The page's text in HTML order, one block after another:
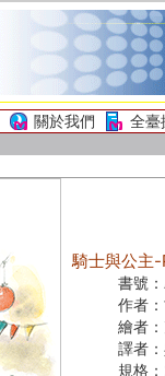
關於我們 全臺
騎士與公主
書號：
作者：
繪者：
譯者：
規格：